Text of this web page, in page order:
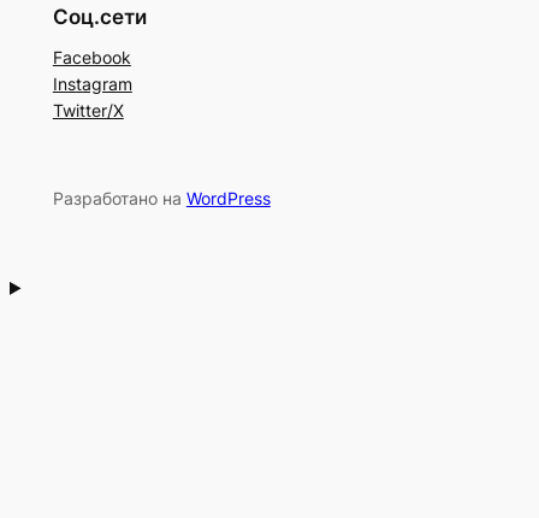
Соц.сети
Facebook
Instagram
Twitter/X
Разработано на WordPress